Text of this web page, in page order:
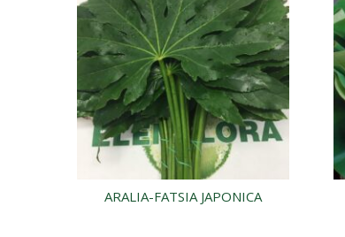
ARALIA-FATSIA JAPONICA